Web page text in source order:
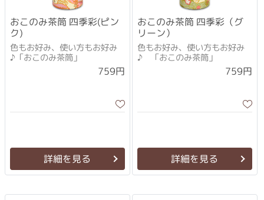
おこのみ茶筒 四季彩(ピン
ク)
色もお好み、使い方もお好み
♪「おこのみ茶筒」
759円
詳細を見る
おこのみ茶筒 四季彩（グ
リーン）
色もお好み、使い方もお好み
♪ 「おこのみ茶筒」
759円
詳細を見る